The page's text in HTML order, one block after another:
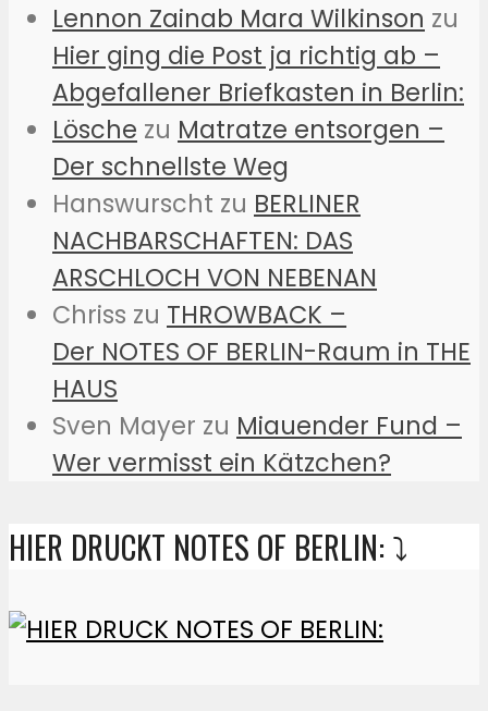
Lennon Zainab Mara Wilkinson zu
Hier ging die Post ja richtig ab –
Abgefallener Briefkasten in Berlin:
Lösche zu Matratze entsorgen –
Der schnellste Weg
Hanswurscht zu BERLINER
NACHBARSCHAFTEN: DAS
ARSCHLOCH VON NEBENAN
Chriss zu THROWBACK –
Der NOTES OF BERLIN-Raum in THE
HAUS
Sven Mayer zu Miauender Fund –
Wer vermisst ein Kätzchen?
HIER DRUCKT NOTES OF BERLIN: ⤵️